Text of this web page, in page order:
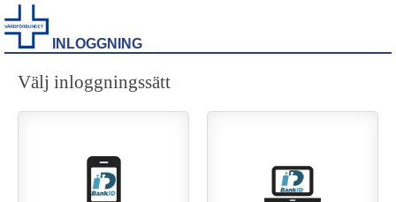
INLOGGNING
Välj inloggningssätt